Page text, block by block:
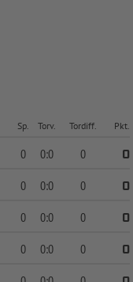
Sp. Torv. Tordiff. Pkt.
0 0:0 0
0
0 0:0 0
0
0 0:0 0
0
0 0:0 0
0